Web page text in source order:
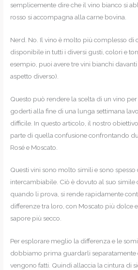
semplicemente dire che il vino bianco si
rosso si accompagna alla carne bovina.
Nerd. No. Il vino è molto più complesso di
disponibile in tutti i diversi gusti, colori e
esempio, puoi avere tre vini bianchi
aspetto diverso).
Questo può rendere la scelta di un vino
goderti alla fine di una lunga settimana
difficile. In questo articolo, il nostro
parte di quella confusione confrontando
Rosé e Moscato.
Questi vini sono molto simili e sono
intercambiabile. Ciò è dovuto al suo simile
quando li prova, si rende rapidamente
differenze tra loro, con Moscato più dolce
sapore più secco.
Per esplorare meglio la differenza e le
dobbiamo prima guardarli separatamente
vengono fatti. Quindi allaccia la cintura di